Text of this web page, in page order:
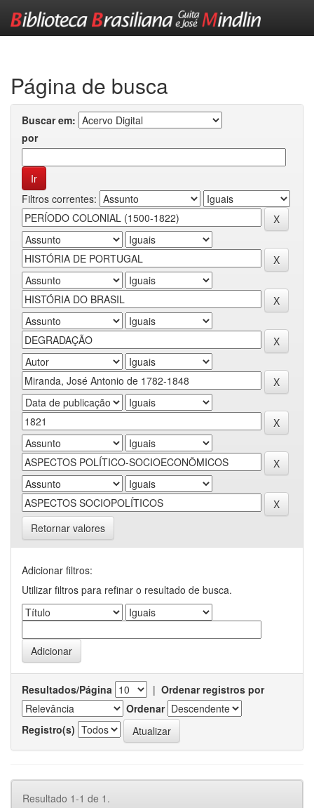
Página de busca
Buscar em:
por
Filtros correntes:
Retornar valores
Adicionar filtros:
Utilizar filtros para refinar o resultado de busca.
Resultados/Página | Ordenar registros por
Ordenar
Registro(s)
Resultado 1-1 de 1.